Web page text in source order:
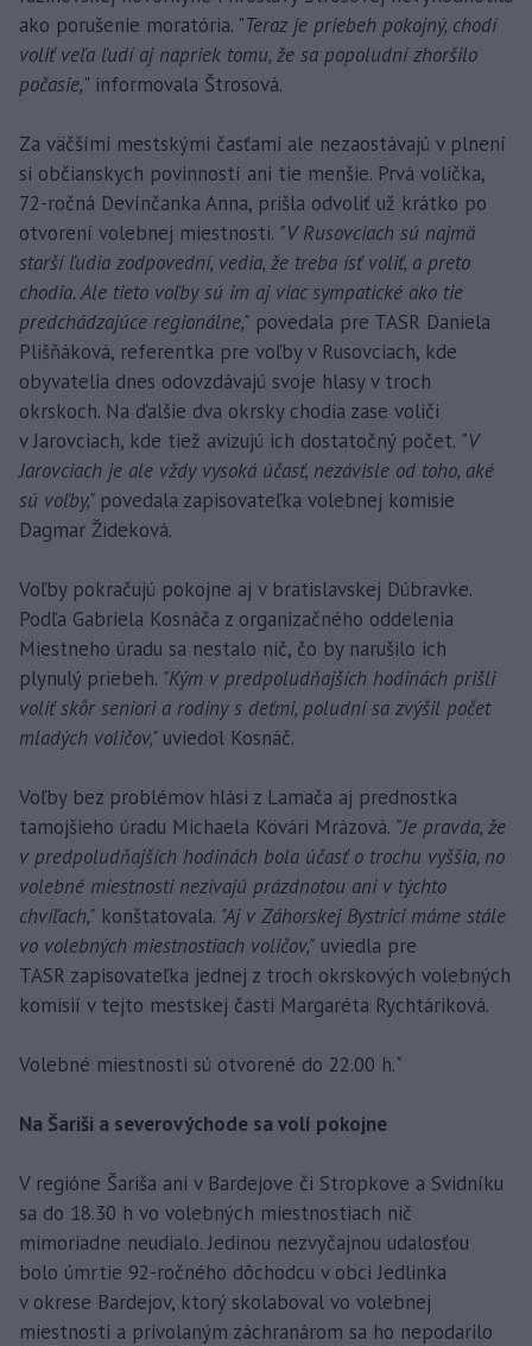
ako porušenie moratória. "Teraz je priebeh pokojný, chodí
voliť veľa ľudí aj napriek tomu, že sa popoludní zhoršilo
počasie," informovala Štrosová.
Za väčšími mestskými časťami ale nezaostávajú v plnení
si občianskych povinností ani tie menšie. Prvá volička,
72-ročná Devínčanka Anna, prišla odvoliť už krátko po
otvorení volebnej miestnosti. "V Rusovciach sú najmä
starší ľudia zodpovední, vedia, že treba ísť voliť, a preto
chodia. Ale tieto voľby sú im aj viac sympatické ako tie
predchádzajúce regionálne," povedala pre TASR Daniela
Plišňáková, referentka pre voľby v Rusovciach, kde
obyvatelia dnes odovzdávajú svoje hlasy v troch
okrskoch. Na ďalšie dva okrsky chodia zase voliči
v Jarovciach, kde tiež avizujú ich dostatočný počet. "V
Jarovciach je ale vždy vysoká účasť, nezávisle od toho, aké
sú voľby," povedala zapisovateľka volebnej komisie
Dagmar Žideková.
Voľby pokračujú pokojne aj v bratislavskej Dúbravke.
Podľa Gabriela Kosnáča z organizačného oddelenia
Miestneho úradu sa nestalo nič, čo by narušilo ich
plynulý priebeh. "Kým v predpoludňajších hodinách prišli
voliť skôr seniori a rodiny s deťmi, poludní sa zvýšil počet
mladých voličov," uviedol Kosnáč.
Voľby bez problémov hlási z Lamača aj prednostka
tamojšieho úradu Michaela Kövári Mrázová. "Je pravda, že
v predpoludňajších hodinách bola účasť o trochu vyššia, no
volebné miestnosti nezívajú prázdnotou ani v týchto
chvíľach," konštatovala. "Aj v Záhorskej Bystrici máme stále
vo volebných miestnostiach voličov," uviedla pre
TASR zapisovateľka jednej z troch okrskových volebných
komisií v tejto mestskej časti Margaréta Rychtáriková.
Volebné miestnosti sú otvorené do 22.00 h.ˇ
Na Šariši a severovýchode sa volí pokojne
V regióne Šariša ani v Bardejove či Stropkove a Svidníku
sa do 18.30 h vo volebných miestnostiach nič
mimoriadne neudialo. Jedinou nezvyčajnou udalosťou
bolo úmrtie 92-ročného dôchodcu v obci Jedlinka
v okrese Bardejov, ktorý skolaboval vo volebnej
miestnosti a privolaným záchranárom sa ho nepodarilo